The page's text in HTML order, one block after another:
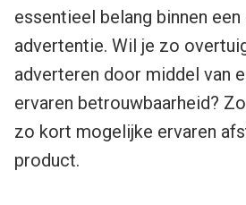
essentieel belang binnen
advertentie. Wil je zo
adverteren door middel van
ervaren betrouwbaarheid?
zo kort mogelijke ervaren
product.